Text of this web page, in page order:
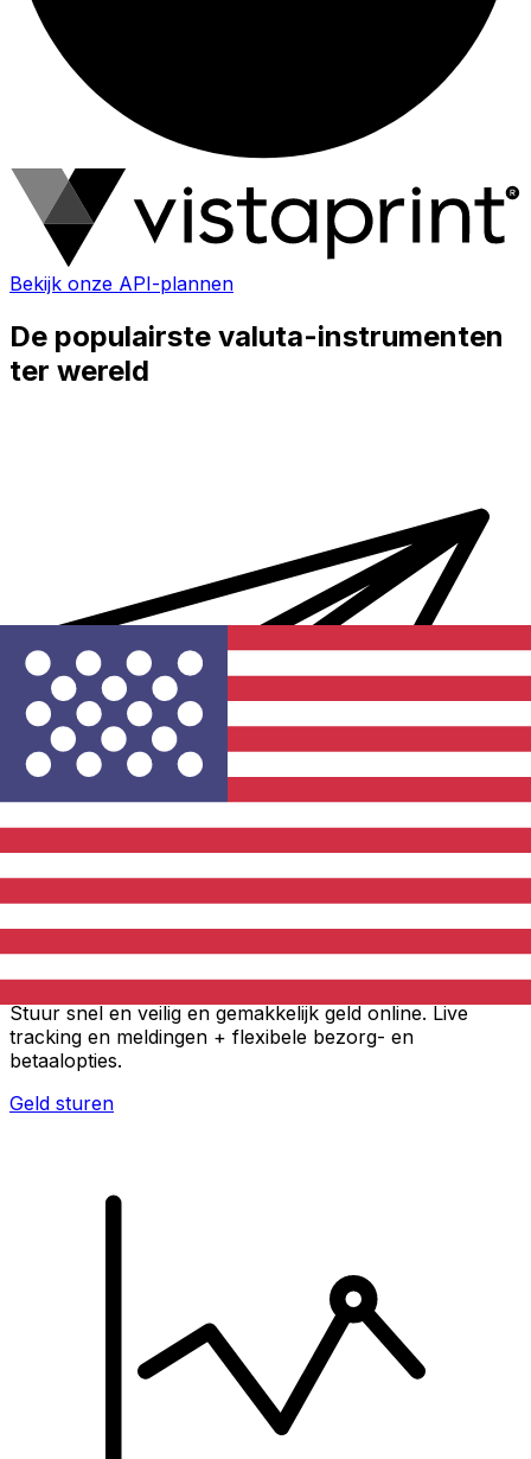
Bekijk onze API-plannen
De populairste valuta-instrumenten
ter wereld
Stuur snel en veilig en gemakkelijk geld online. Live
tracking en meldingen + flexibele bezorg- en
betaalopties.
Geld sturen